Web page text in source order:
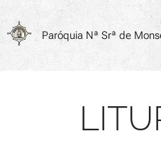
Paróquia Nª Srª de